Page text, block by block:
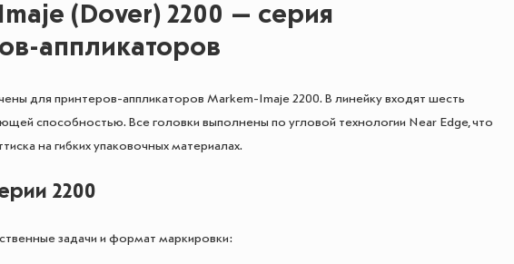
(Dover) 2200 — серия
аппликаторов
для принтеров-аппликаторов Markem-Imaje 2200. В линейку входят шесть
способностью. Все головки выполнены по угловой технологии Near Edge, что
на гибких упаковочных материалах.
2200
задачи и формат маркировки: